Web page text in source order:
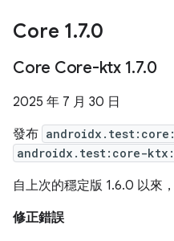
Core 1.7.0
Core Core-ktx 1.7.0
2025 年 7 月 30 日
發布
androidx.test:core-
自上次的穩定版 1.6.0 以來
修正錯誤